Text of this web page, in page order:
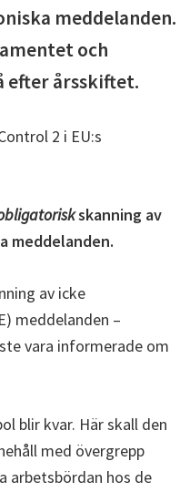
meddelanden.
och
efter årsskiftet.
2 i EU:s
skanning av
meddelanden.
av icke
meddelanden –
vara informerade om
blir kvar. Här skall den
med övergrepp
arbetsbördan hos de